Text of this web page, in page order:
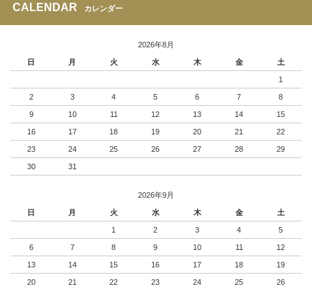
CALENDAR カレンダー
2026年8月
日 月 火 水 木 金 土
1
2 3 4 5 6 7 8
9 10 11 12 13 14 15
16 17 18 19 20 21 22
23 24 25 26 27 28 29
30 31
2026年9月
日 月 火 水 木 金 土
1 2 3 4 5
6 7 8 9 10 11 12
13 14 15 16 17 18 19
20 21 22 23 24 25 26